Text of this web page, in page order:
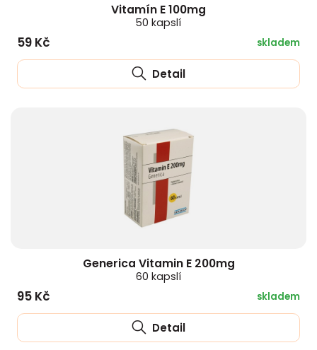
Vitamín E 100mg
50 kapslí
59 Kč skladem
Detail
Generica Vitamin E 200mg
60 kapslí
95 Kč skladem
Detail